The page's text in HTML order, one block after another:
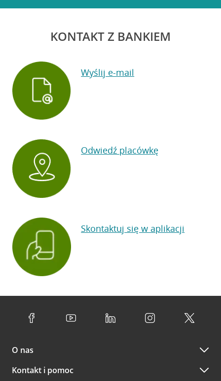
KONTAKT Z BANKIEM
Wyślij e-mail
Odwiedź placówkę
Skontaktuj się w aplikacji
O nas
Kontakt i pomoc